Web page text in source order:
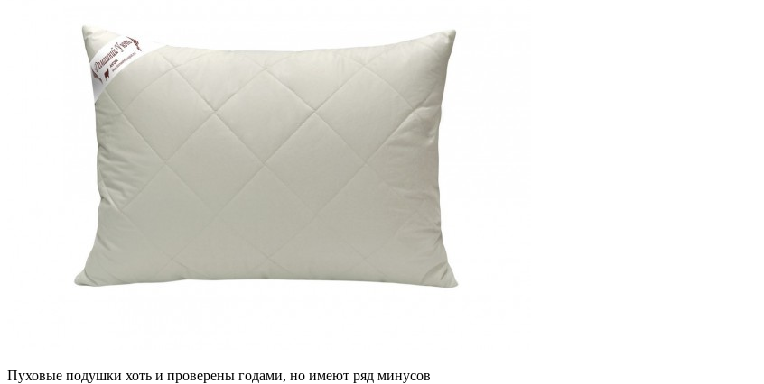
Пуховые подушки хоть и проверены годами, но имеют ряд минусов